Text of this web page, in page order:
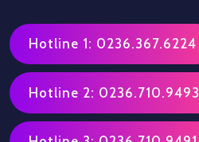
Hotline 1: 0236.367.6224
Hotline 2: 0236.710.9493